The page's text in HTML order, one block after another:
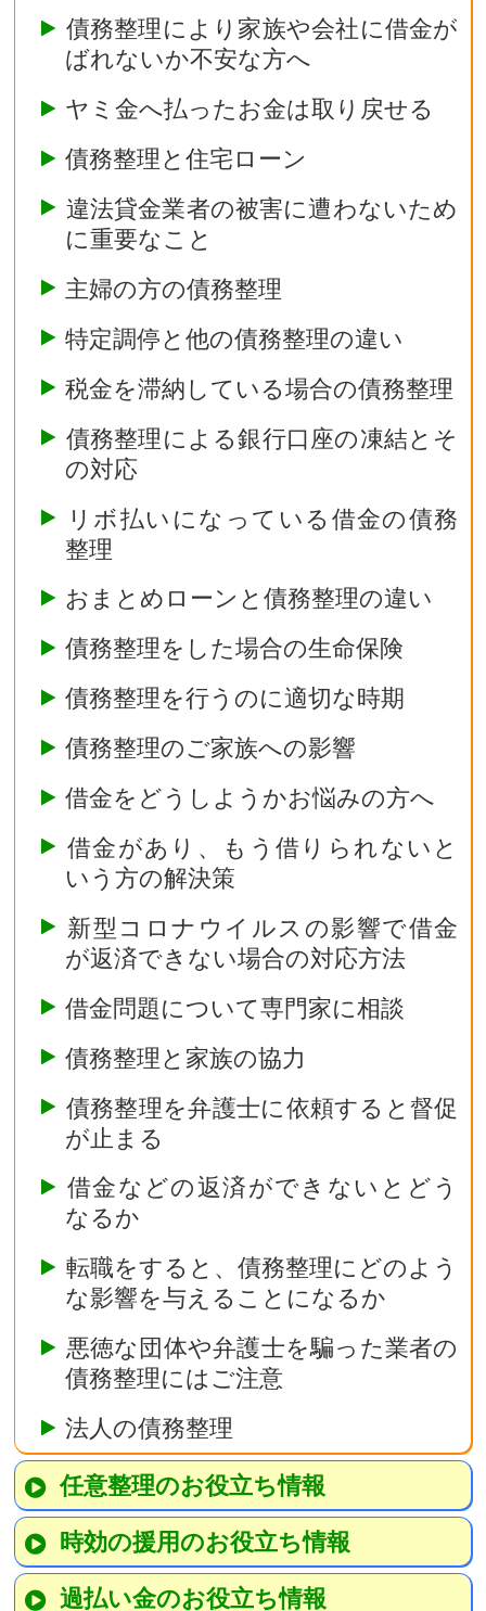
債務整理により家族や会社に借金が
ばれないか不安な方へ
ヤミ金へ払ったお金は取り戻せる
債務整理と住宅ローン
違法貸金業者の被害に遭わないため
に重要なこと
主婦の方の債務整理
特定調停と他の債務整理の違い
税金を滞納している場合の債務整理
債務整理による銀行口座の凍結とそ
の対応
リボ払いになっている借金の債務
整理
おまとめローンと債務整理の違い
債務整理をした場合の生命保険
債務整理を行うのに適切な時期
債務整理のご家族への影響
借金をどうしようかお悩みの方へ
借金があり、もう借りられないと
いう方の解決策
新型コロナウイルスの影響で借金
が返済できない場合の対応方法
借金問題について専門家に相談
債務整理と家族の協力
債務整理を弁護士に依頼すると督促
が止まる
借金などの返済ができないとどう
なるか
転職をすると、債務整理にどのよう
な影響を与えることになるか
悪徳な団体や弁護士を騙った業者の
債務整理にはご注意
法人の債務整理
任意整理のお役立ち情報
時効の援用のお役立ち情報
過払い金のお役立ち情報